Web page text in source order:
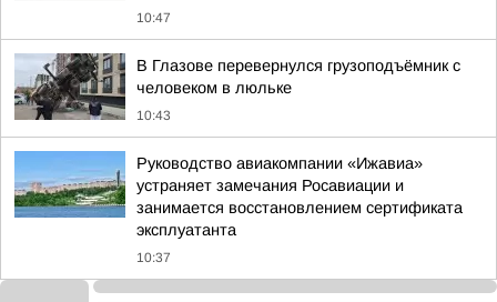
10:47
В Глазове перевернулся грузоподъёмник с
человеком в люльке
10:43
Руководство авиакомпании «Ижавиа»
устраняет замечания Росавиации и
занимается восстановлением сертификата
эксплуатанта
10:37